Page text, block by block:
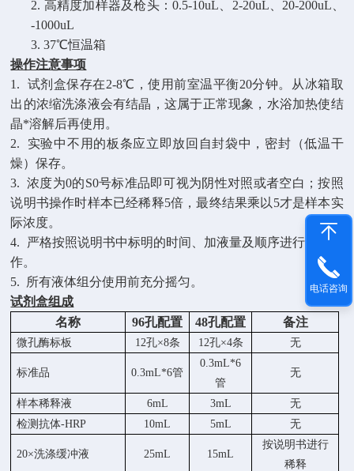
2. 高精度加样器及枪头：0.5-10uL、2-20uL、20-200uL、
-1000uL
3.37℃恒温箱
操作注意事项
1.
试剂盒保存在2-8℃，使用前室温平衡20分钟。从冰箱取
出的浓缩洗涤液会有结晶，这属于正常现象，水浴加热使结
晶*溶解后再使用。
2.
实验中不用的板条应立即放回自封袋中，密封（低温干
燥）保存。
3. 浓度为0的S0号标准品即可视为阴性对照或者空白；按照
说明书操作时样本已经稀释5倍，最终结果乘以5才是样本实
际浓度。
4.
严格按照说明书中标明的时间、加液量及顺序进行温育操
作。
5.
所有液体组分使用前充分摇匀。
试剂盒组成
名称
96孔配置 48孔配置 备注
微孔酶标板 12孔×8条 12孔×4条 无
标准品 0.3mL*6管
0.3mL*6
管
无
样本稀释液 6mL 3mL
无
检测抗体-HRP 10mL 5mL 无
20×洗涤缓冲液 25mL 15mL
按说明书进行
稀释
电话咨询